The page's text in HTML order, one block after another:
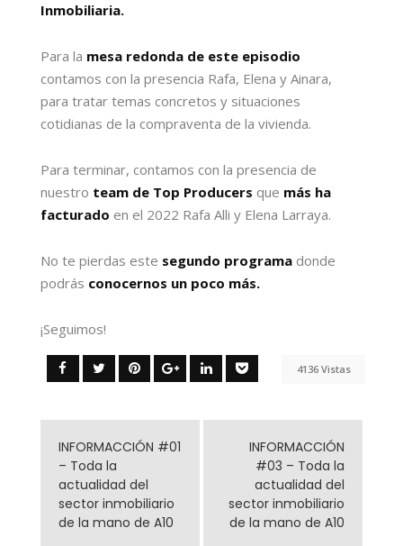
Inmobiliaria.
Para la mesa redonda de este episodio
contamos con la presencia Rafa, Elena y Ainara,
para tratar temas concretos y situaciones
cotidianas de la compraventa de la vivienda.
Para terminar, contamos con la presencia de
nuestro team de Top Producers que más ha
facturado en el 2022 Rafa Alli y Elena Larraya.
No te pierdas este segundo programa donde
podrás conocernos un poco más.
¡Seguimos!
4136 Vistas
INFORMACCIÓN #01
– Toda la
actualidad del
sector inmobiliario
de la mano de A10
INFORMACCIÓN
#03 – Toda la
actualidad del
sector inmobiliario
de la mano de A10